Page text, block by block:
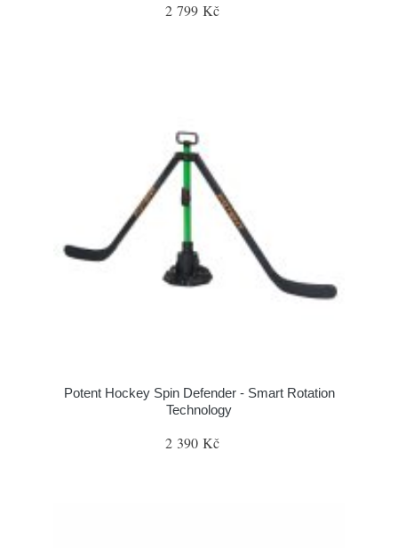
2 799 Kč
Potent Hockey Spin Defender - Smart Rotation
Technology
2 390 Kč